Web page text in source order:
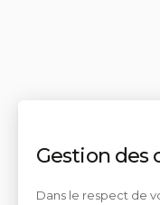
Gestion des
Dans le respect de